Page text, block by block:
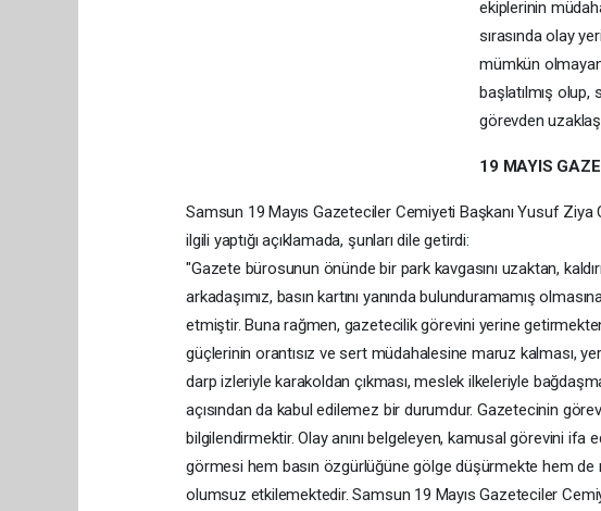
ekiplerinin
sırasında olay
mümkün
başlatılmış olup,
görevden
19 MAYIS
Samsun 19 Mayıs Gazeteciler Cemiyeti Başkanı Yusuf Ziya
ilgili yaptığı açıklamada, şunları dile getirdi:
"Gazete bürosunun önünde bir park kavgasını uzaktan,
arkadaşımız, basın kartını yanında bulunduramamış
etmiştir. Buna rağmen, gazetecilik görevini yerine
güçlerinin orantısız ve sert müdahalesine maruz kalması,
darp izleriyle karakoldan çıkması, meslek ilkeleriyle
açısından da kabul edilemez bir durumdur. Gazetecinin
bilgilendirmektir. Olay anını belgeleyen, kamusal görevini
görmesi hem basın özgürlüğüne gölge düşürmekte hem de
olumsuz etkilemektedir. Samsun 19 Mayıs Gazeteciler